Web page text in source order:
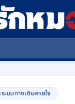
ระบบทางเดินหายใจ